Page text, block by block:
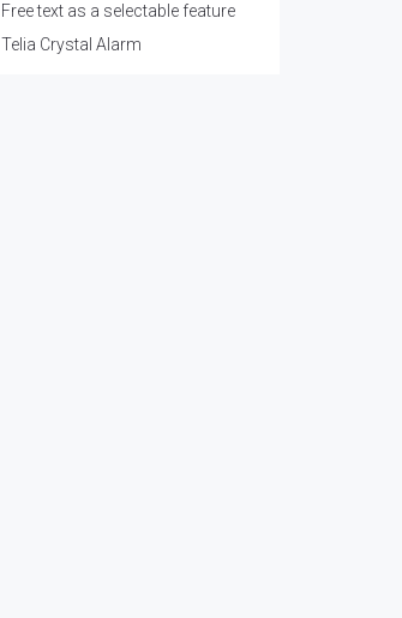
Free text as a selectable feature
Telia Crystal Alarm